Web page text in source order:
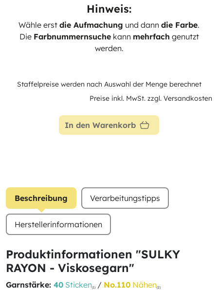
Hinweis:
Wähle erst die Aufmachung und dann die Farbe.
Die Farbnummernsuchekann mehrfach genutzt
werden.
Staffelpreise werden nach Auswahl der Menge berechnet
Preise inkl. MwSt. zzgl. Versandkosten
In den Warenkorb
Beschreibung Verarbeitungstipps
Herstellerinformationen
Produktinformationen "SULKY
RAYON - Viskosegarn"
Garnstärke: 40 Sticken(1)/ No.110 Nähen(2)